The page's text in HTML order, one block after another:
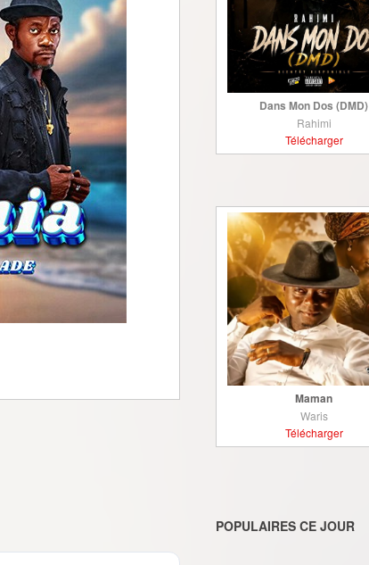
Dans Mon Dos (DMD)
Rahimi
Télécharger
Maman
Waris
Télécharger
POPULAIRES CE JOUR